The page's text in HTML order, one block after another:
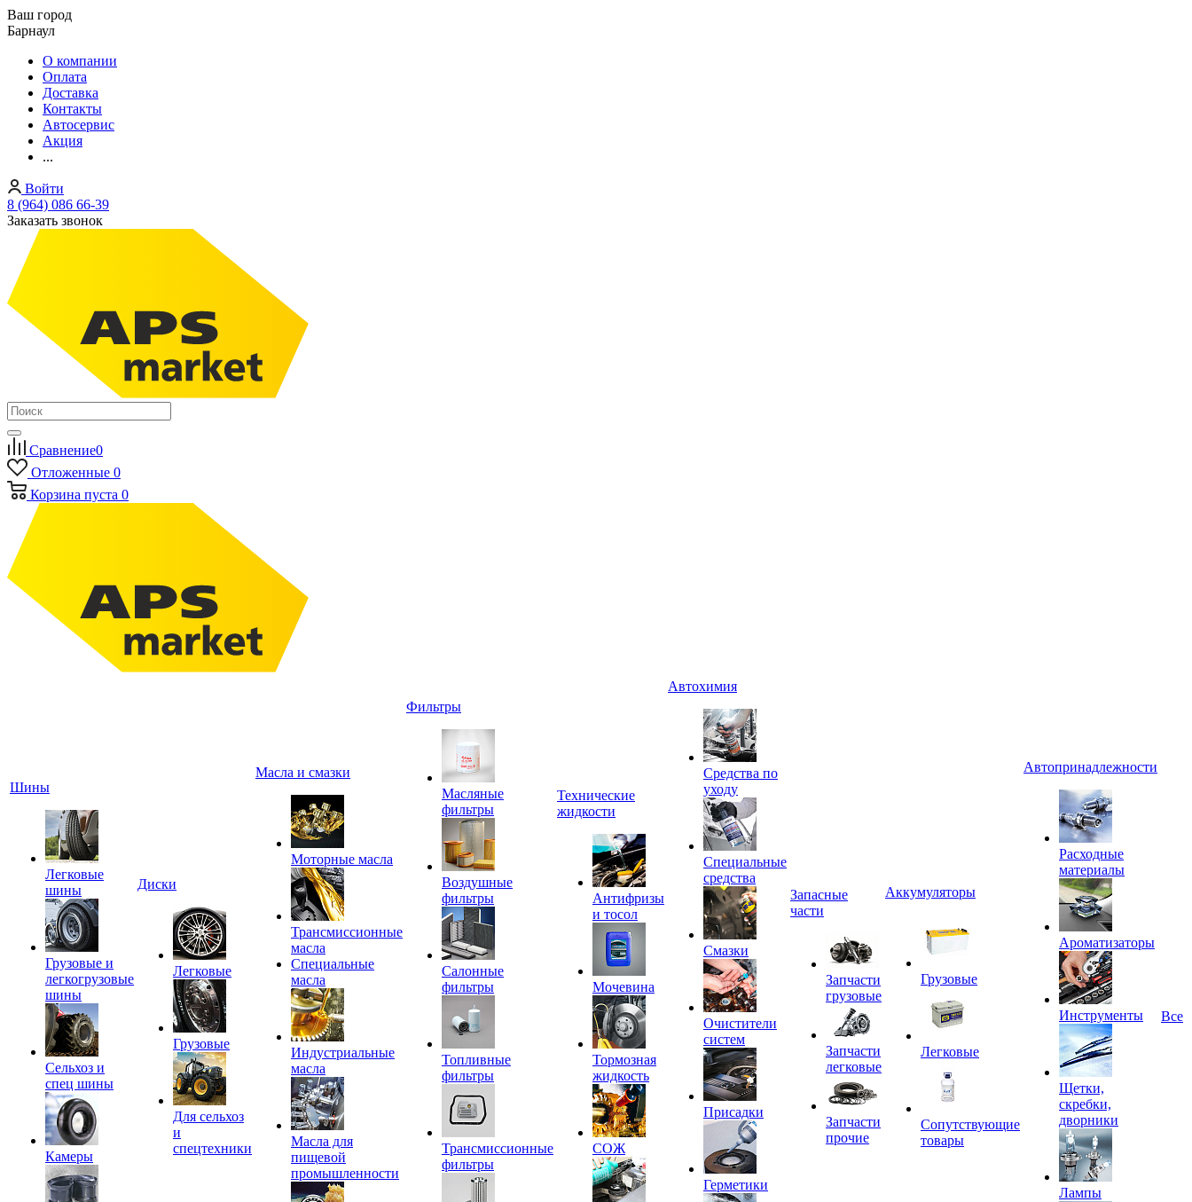
Ваш город
Барнаул
О компании
Оплата
Доставка
Контакты
Автосервис
Акция
...
Войти
8 (964) 086 66-39
Заказать звонок
Сравнение0
Отложенные 0
Корзина пуста 0
Шины
Легковые
шины
Грузовые и
легкогрузовые
шины
Сельхоз и
спец шины
Камеры
Диски
Легковые
Грузовые
Для сельхоз
и
спецтехники
Масла и смазки
Моторные масла
Трансмиссионные
масла
Специальные
масла
Индустриальные
масла
Масла для
пищевой
промышленности
Фильтры
Масляные
фильтры
Воздушные
фильтры
Салонные
фильтры
Топливные
фильтры
Трансмиссионные
фильтры
Технические
жидкости
Антифризы
и тосол
Мочевина
Тормозная
жидкость
СОЖ
Автохимия
Средства по
уходу
Специальные
средства
Смазки
Очистители
систем
Присадки
Герметики
Запасные
части
Запчасти
грузовые
Запчасти
легковые
Запчасти
прочие
Аккумуляторы
Грузовые
Легковые
Сопутствующие
товары
Автопринадлежности
Расходные
материалы
Ароматизаторы
Инструменты
Щетки,
скребки,
дворники
Лампы
Все